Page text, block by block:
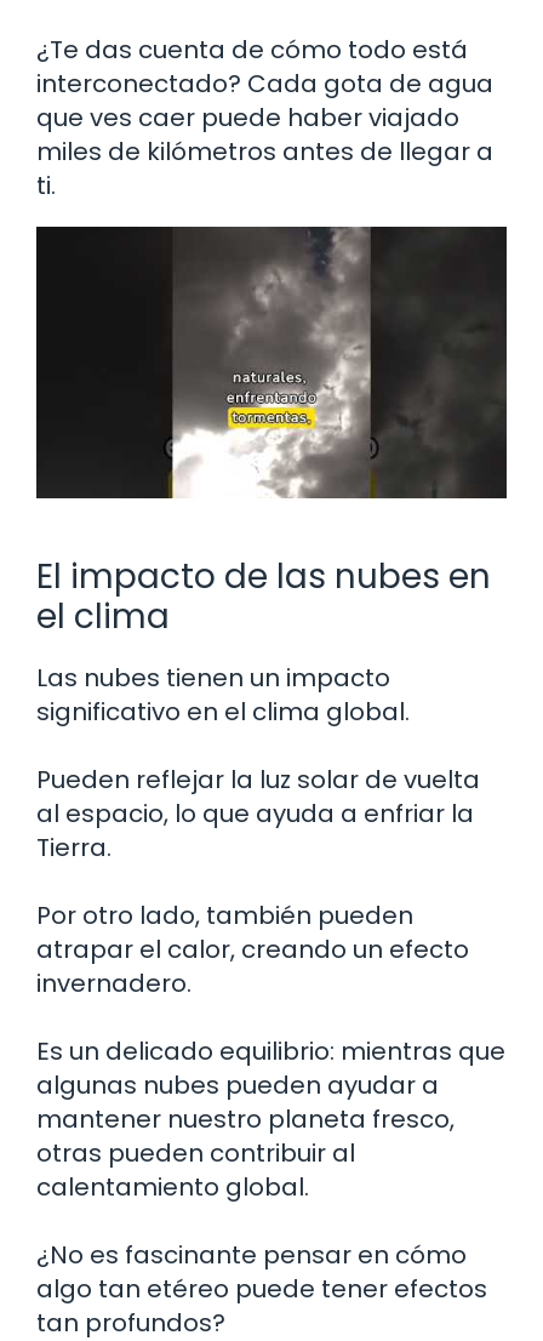
¿Te das cuenta de cómo todo está
interconectado? Cada gota de agua
que ves caer puede haber viajado
miles de kilómetros antes de llegar a
ti.
El impacto de las nubes en
el clima
Las nubes tienen un impacto
significativo en el clima global.
Pueden reflejar la luz solar de vuelta
al espacio, lo que ayuda a enfriar la
Tierra.
Por otro lado, también pueden
atrapar el calor, creando un efecto
invernadero.
Es un delicado equilibrio: mientras que
algunas nubes pueden ayudar a
mantener nuestro planeta fresco,
otras pueden contribuir al
calentamiento global.
¿No es fascinante pensar en cómo
algo tan etéreo puede tener efectos
tan profundos?